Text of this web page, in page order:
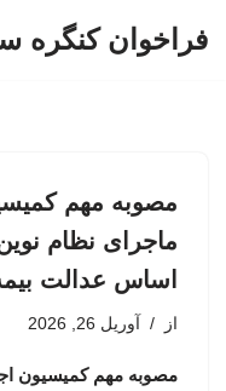
فراخوان کنگره
مصوبه مهم
ماجرای نظام
اساس عدالت
از آوریل 26, 2026
مصوبه مهم کمیسیون